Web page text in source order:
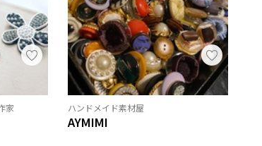
家 ハンドメイド素材屋
AYMIMI